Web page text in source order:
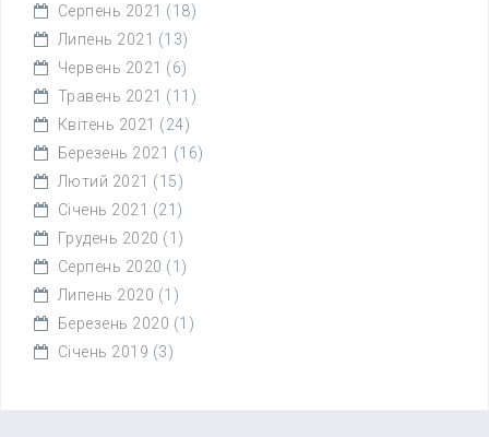
Серпень 2021 (18)
Липень 2021 (13)
Червень 2021 (6)
Травень 2021 (11)
Квітень 2021 (24)
Березень 2021 (16)
Лютий 2021 (15)
Січень 2021 (21)
Грудень 2020 (1)
Серпень 2020 (1)
Липень 2020 (1)
Березень 2020 (1)
Січень 2019 (3)